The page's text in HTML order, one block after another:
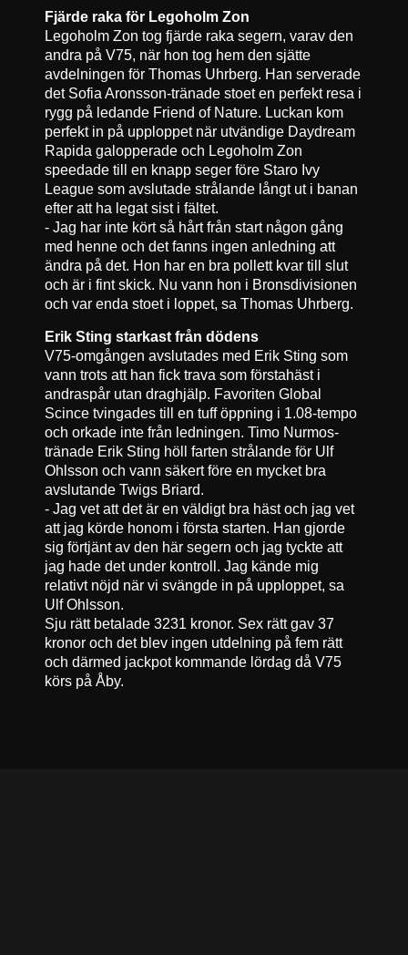
Fjärde raka för Legoholm Zon
Legoholm Zon tog fjärde raka segern, varav den
andra på V75, när hon tog hem den sjätte
avdelningen för Thomas Uhrberg. Han serverade
det Sofia Aronsson-tränade stoet en perfekt resa i
rygg på ledande Friend of Nature. Luckan kom
perfekt in på upploppet när utvändige Daydream
Rapida galopperade och Legoholm Zon
speedade till en knapp seger före Staro Ivy
League som avslutade strålande långt ut i banan
efter att ha legat sist i fältet.
- Jag har inte kört så hårt från start någon gång
med henne och det fanns ingen anledning att
ändra på det. Hon har en bra pollett kvar till slut
och är i fint skick. Nu vann hon i Bronsdivisionen
och var enda stoet i loppet, sa Thomas Uhrberg.
Erik Sting starkast från dödens
V75-omgången avslutades med Erik Sting som
vann trots att han fick trava som förstahäst i
andraspår utan draghjälp. Favoriten Global
Scince tvingades till en tuff öppning i 1.08-tempo
och orkade inte från ledningen. Timo Nurmos-
tränade Erik Sting höll farten strålande för Ulf
Ohlsson och vann säkert före en mycket bra
avslutande Twigs Briard.
- Jag vet att det är en väldigt bra häst och jag vet
att jag körde honom i första starten. Han gjorde
sig förtjänt av den här segern och jag tyckte att
jag hade det under kontroll. Jag kände mig
relativt nöjd när vi svängde in på upploppet, sa
Ulf Ohlsson.
Sju rätt betalade 3231 kronor. Sex rätt gav 37
kronor och det blev ingen utdelning på fem rätt
och därmed jackpot kommande lördag då V75
körs på Åby.